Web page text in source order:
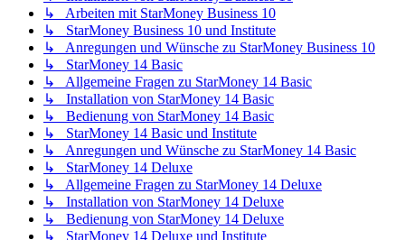
↳ Arbeiten mit StarMoney Business 10
↳ StarMoney Business 10 und Institute
↳ Anregungen und Wünsche zu StarMoney Business 10
↳ StarMoney 14 Basic
↳ Allgemeine Fragen zu StarMoney 14 Basic
↳ Installation von StarMoney 14 Basic
↳ Bedienung von StarMoney 14 Basic
↳ StarMoney 14 Basic und Institute
↳ Anregungen und Wünsche zu StarMoney 14 Basic
↳ StarMoney 14 Deluxe
↳ Allgemeine Fragen zu StarMoney 14 Deluxe
↳ Installation von StarMoney 14 Deluxe
↳ Bedienung von StarMoney 14 Deluxe
↳ StarMoney 14 Deluxe und Institute